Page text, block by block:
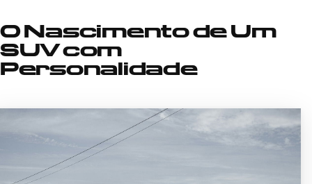
O Nascimento de Um
SUV com
Personalidade